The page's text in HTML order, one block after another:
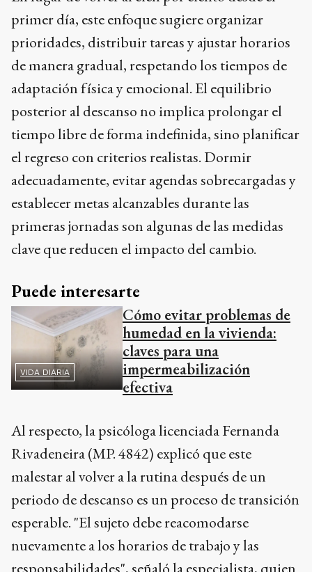
primer día, este enfoque sugiere organizar
prioridades, distribuir tareas y ajustar horarios
de manera gradual, respetando los tiempos de
adaptación física y emocional. El equilibrio
posterior al descanso no implica prolongar el
tiempo libre de forma indefinida, sino planificar
el regreso con criterios realistas. Dormir
adecuadamente, evitar agendas sobrecargadas y
establecer metas alcanzables durante las
primeras jornadas son algunas de las medidas
clave que reducen el impacto del cambio.
Puede interesarte
VIDA DIARIA
Cómo evitar problemas de
humedad en la vivienda:
claves para una
impermeabilización
efectiva
Al respecto, la psicóloga licenciada Fernanda
Rivadeneira (MP. 4842) explicó que este
malestar al volver a la rutina después de un
periodo de descanso es un proceso de transición
esperable. "El sujeto debe reacomodarse
nuevamente a los horarios de trabajo y las